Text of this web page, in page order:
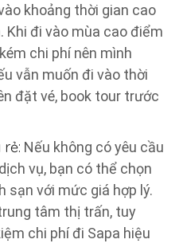
khoảng thời gian cao
Khi đi vào mùa cao điểm
chi phí nên mình
vẫn muốn đi vào thời
đặt vé, book tour trước
Nếu không có yêu cầu
vụ, bạn có thể chọn
sạn với mức giá hợp lý.
tâm thị trấn, tuy
chi phí đi Sapa hiệu